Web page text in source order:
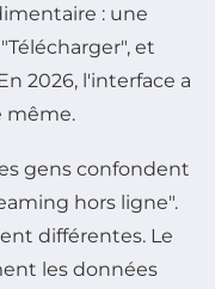
: une
et
2026, l'interface a
même.
gens confondent
hors ligne".
différentes. Le
les données